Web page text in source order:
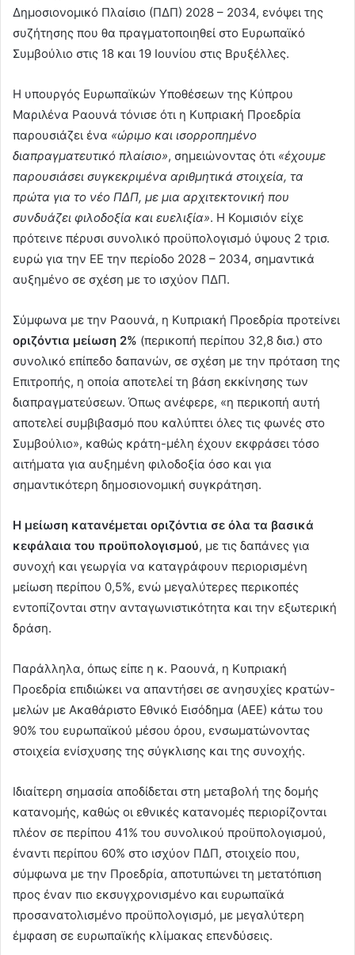
Δημοσιονομικό Πλαίσιο (ΠΔΠ) 2028 – 2034, ενόψει της
συζήτησης που θα πραγματοποιηθεί στο Ευρωπαϊκό
Συμβούλιο στις 18 και 19 Ιουνίου στις Βρυξέλλες.
Η υπουργός Ευρωπαϊκών Υποθέσεων της Κύπρου
Μαριλένα Ραουνά τόνισε ότι η Κυπριακή Προεδρία
παρουσιάζει ένα «ώριμο και ισορροπημένο
διαπραγματευτικό πλαίσιο», σημειώνοντας ότι «έχουμε
παρουσιάσει συγκεκριμένα αριθμητικά στοιχεία, τα
πρώτα για το νέο ΠΔΠ, με μια αρχιτεκτονική που
συνδυάζει φιλοδοξία και ευελιξία». Η Κομισιόν είχε
πρότεινε πέρυσι συνολικό προϋπολογισμό ύψους 2 τρισ.
ευρώ για την ΕΕ την περίοδο 2028 – 2034, σημαντικά
αυξημένο σε σχέση με το ισχύον ΠΔΠ.
Σύμφωνα με την Ραουνά, η Κυπριακή Προεδρία προτείνει
οριζόντια μείωση 2% (περικοπή περίπου 32,8 δισ.) στο
συνολικό επίπεδο δαπανών, σε σχέση με την πρόταση της
Επιτροπής, η οποία αποτελεί τη βάση εκκίνησης των
διαπραγματεύσεων. Όπως ανέφερε, «η περικοπή αυτή
αποτελεί συμβιβασμό που καλύπτει όλες τις φωνές στο
Συμβούλιο», καθώς κράτη-μέλη έχουν εκφράσει τόσο
αιτήματα για αυξημένη φιλοδοξία όσο και για
σημαντικότερη δημοσιονομική συγκράτηση.
Η μείωση κατανέμεται οριζόντια σε όλα τα βασικά
κεφάλαια του προϋπολογισμού, με τις δαπάνες για
συνοχή και γεωργία να καταγράφουν περιορισμένη
μείωση περίπου 0,5%, ενώ μεγαλύτερες περικοπές
εντοπίζονται στην ανταγωνιστικότητα και την εξωτερική
δράση.
Παράλληλα, όπως είπε η κ. Ραουνά, η Κυπριακή
Προεδρία επιδιώκει να απαντήσει σε ανησυχίες κρατών-
μελών με Ακαθάριστο Εθνικό Εισόδημα (ΑΕΕ) κάτω του
90% του ευρωπαϊκού μέσου όρου, ενσωματώνοντας
στοιχεία ενίσχυσης της σύγκλισης και της συνοχής.
Ιδιαίτερη σημασία αποδίδεται στη μεταβολή της δομής
κατανομής, καθώς οι εθνικές κατανομές περιορίζονται
πλέον σε περίπου 41% του συνολικού προϋπολογισμού,
έναντι περίπου 60% στο ισχύον ΠΔΠ, στοιχείο που,
σύμφωνα με την Προεδρία, αποτυπώνει τη μετατόπιση
προς έναν πιο εκσυγχρονισμένο και ευρωπαϊκά
προσανατολισμένο προϋπολογισμό, με μεγαλύτερη
έμφαση σε ευρωπαϊκής κλίμακας επενδύσεις.